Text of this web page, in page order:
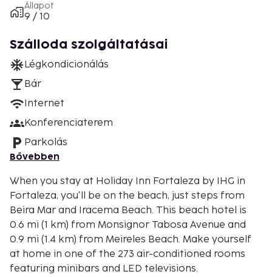
Állapot
9 / 10
Szálloda szolgáltatásai
Légkondicionálás
Bár
Internet
Konferenciaterem
Parkolás
Bővebben
When you stay at Holiday Inn Fortaleza by IHG in
Fortaleza, you'll be on the beach, just steps from
Beira Mar and Iracema Beach. This beach hotel is
0.6 mi (1 km) from Monsignor Tabosa Avenue and
0.9 mi (1.4 km) from Meireles Beach. Make yourself
at home in one of the 273 air-conditioned rooms
featuring minibars and LED televisions.